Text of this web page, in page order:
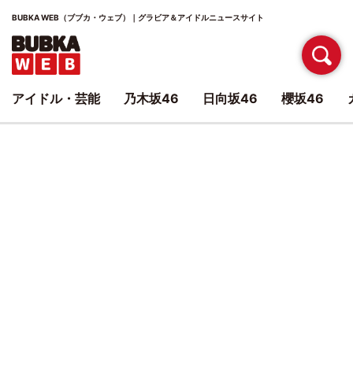
BUBKA WEB（ブブカ・ウェブ）｜グラビア＆アイドルニュースサイト
アイドル・芸能 乃木坂46 日向坂46 櫻坂46